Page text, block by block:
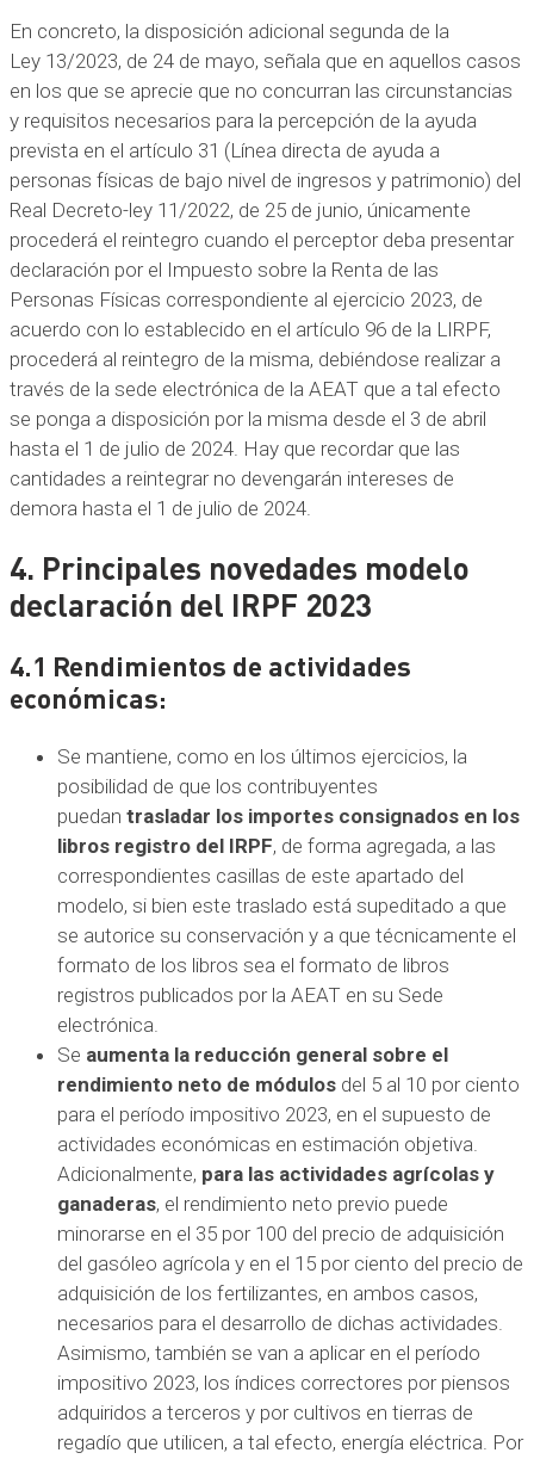
En concreto, la disposición adicional segunda de la
Ley 13/2023, de 24 de mayo, señala que en aquellos casos
en los que se aprecie que no concurran las circunstancias
y requisitos necesarios para la percepción de la ayuda
prevista en el artículo 31 (Línea directa de ayuda a
personas físicas de bajo nivel de ingresos y patrimonio) del
Real Decreto-ley 11/2022, de 25 de junio, únicamente
procederá el reintegro cuando el perceptor deba presentar
declaración por el Impuesto sobre la Renta de las
Personas Físicas correspondiente al ejercicio 2023, de
acuerdo con lo establecido en el artículo 96 de la LIRPF,
procederá al reintegro de la misma, debiéndose realizar a
través de la sede electrónica de la AEAT que a tal efecto
se ponga a disposición por la misma desde el 3 de abril
hasta el 1 de julio de 2024. Hay que recordar que las
cantidades a reintegrar no devengarán intereses de
demora hasta el 1 de julio de 2024.
4. Principales novedades modelo
declaración del IRPF 2023
4.1 Rendimientos de actividades
económicas:
Se mantiene, como en los últimos ejercicios, la
posibilidad de que los contribuyentes
puedan trasladar los importes consignados en los
libros registro del IRPF, de forma agregada, a las
correspondientes casillas de este apartado del
modelo, si bien este traslado está supeditado a que
se autorice su conservación y a que técnicamente el
formato de los libros sea el formato de libros
registros publicados por la AEAT en su Sede
electrónica.
Se aumenta la reducción general sobre el
rendimiento neto de módulos del 5 al 10 por ciento
para el período impositivo 2023, en el supuesto de
actividades económicas en estimación objetiva.
Adicionalmente, para las actividades agrícolas y
ganaderas, el rendimiento neto previo puede
minorarse en el 35 por 100 del precio de adquisición
del gasóleo agrícola y en el 15 por ciento del precio de
adquisición de los fertilizantes, en ambos casos,
necesarios para el desarrollo de dichas actividades.
Asimismo, también se van a aplicar en el período
impositivo 2023, los índices correctores por piensos
adquiridos a terceros y por cultivos en tierras de
regadío que utilicen, a tal efecto, energía eléctrica. Por